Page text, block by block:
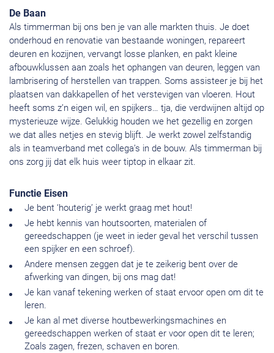
De Baan
Als timmerman bij ons ben je van alle markten thuis. Je doet
onderhoud en renovatie van bestaande woningen, repareert
deuren en kozijnen, vervangt losse planken, en pakt kleine
afbouwklussen aan zoals het ophangen van deuren, leggen van
lambrisering of herstellen van trappen. Soms assisteer je bij het
plaatsen van dakkapellen of het verstevigen van vloeren. Hout
heeft soms z’n eigen wil, en spijkers… tja, die verdwijnen altijd op
mysterieuze wijze. Gelukkig houden we het gezellig en zorgen
we dat alles netjes en stevig blijft. Je werkt zowel zelfstandig
als in teamverband met collega’s in de bouw. Als timmerman bij
ons zorg jij dat elk huis weer tiptop in elkaar zit.
Functie Eisen
Je bent ‘houterig’ je werkt graag met hout!
Je hebt kennis van houtsoorten, materialen of
gereedschappen (je weet in ieder geval het verschil tussen
een spijker en een schroef).
Andere mensen zeggen dat je te zeikerig bent over de
afwerking van dingen, bij ons mag dat!
Je kan vanaf tekening werken of staat ervoor open om dit te
leren.
Je kan al met diverse houtbewerkingsmachines en
gereedschappen werken of staat er voor open dit te leren;
Zoals zagen, frezen, schaven en boren.